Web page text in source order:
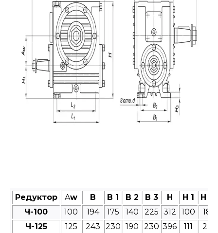
Редуктор Aw B B 1 B 2 B 3 H H 1
H 2
Ч-100
100 194 175 140 225 312 100
18
Ч-125
125 243 230 190 230 396 111 22